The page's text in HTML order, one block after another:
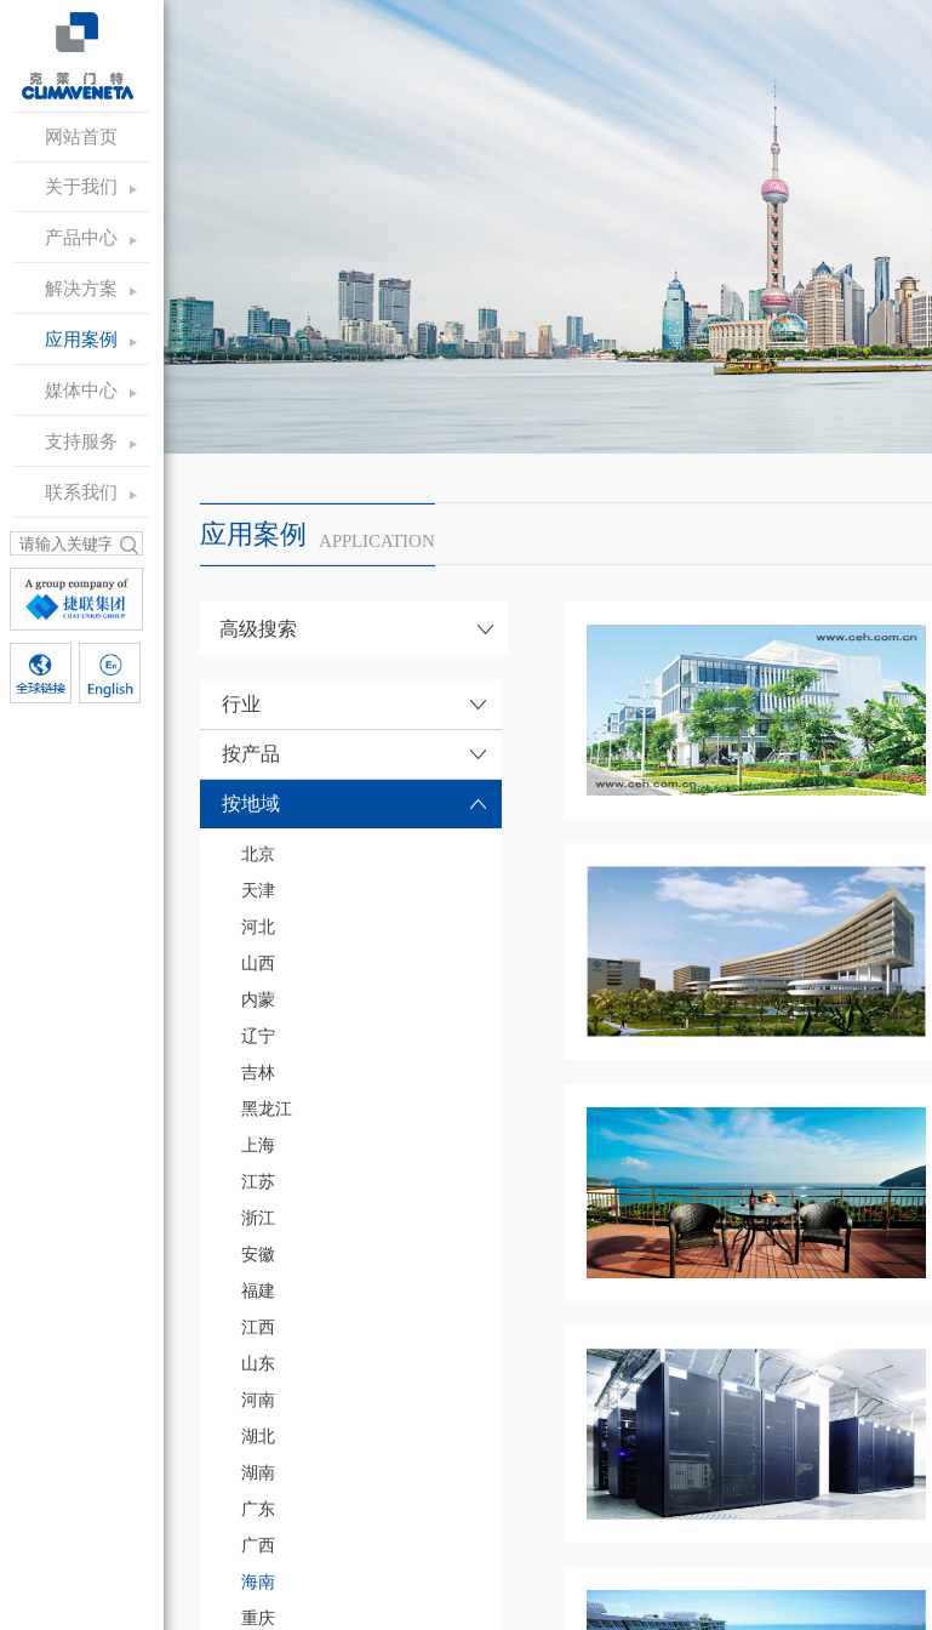
网站首页
关于我们
产品中心
解决方案
应用案例
媒体中心
支持服务
联系我们
应用案例 APPLICATION
高级搜索
行业
按产品
按地域
北京
天津
河北
山西
内蒙
辽宁
吉林
黑龙江
上海
江苏
浙江
安徽
福建
江西
山东
河南
湖北
湖南
广东
广西
海南
重庆